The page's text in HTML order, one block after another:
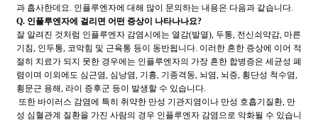
과 흡사한데요. 인플루엔자에 대해 많이 문의하는 내용은 다음과 같습니다.
Q. 인플루엔자에 걸리면 어떤 증상이 나타나나요?
잘 알려진 것처럼 인플루엔자 감염시에는 열감(발열), 두통, 전신쇠약감, 마른
기침, 인두통, 코막힘 및 근육통 등이 동반됩니다. 이러한 흔한 증상에 이어 적
절히 치료가 되지 못한 경우에는 인플루엔자의 가장 흔한 합병증은 세균성 폐
렴이며 이외에도 심근염, 심낭염, 기흉, 기종격동, 뇌염, 뇌증, 횡단성 척수염,
횡문근 용해, 라이 증후군 등이 발생할 수 있습니다.
또한 바이러스 감염에 특히 취약한 만성 기관지염이나 만성 호흡기질환, 만
성 심혈관계 질환을 가진 사람의 경우 인플루엔자 감염으로 악화될 수 있습니